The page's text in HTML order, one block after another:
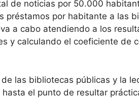
de noticias por 50.000
préstamos por habitante a las
a cabo atendiendo a los
y calculando el coeficiente de
las bibliotecas públicas y la
el punto de resultar